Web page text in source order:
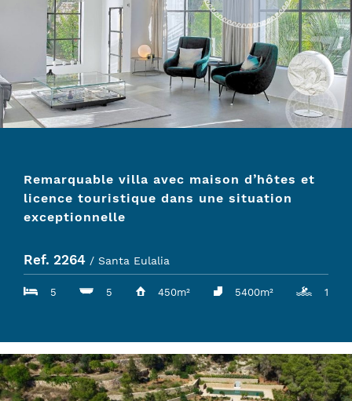
Remarquable villa avec maison d’hôtes et
licence touristique dans une situation
exceptionnelle
Ref. 2264 / Santa Eulalia
5 5 450m² 5400m² 1